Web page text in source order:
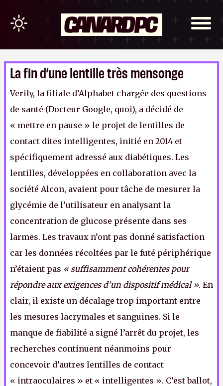
La fin d’une lentille très mensonge
Verily, la filiale d’Alphabet chargée des questions
de santé (Docteur Google, quoi), a décidé de
« mettre en pause » le projet de lentilles de
contact dites intelligentes, initié en 2014 et
spécifiquement adressé aux diabétiques. Les
lentilles, développées en collaboration avec la
société Alcon, avaient pour tâche de mesurer la
glycémie de l’utilisateur en analysant la
concentration de glucose présente dans ses
larmes. Les travaux n’ont pas donné satisfaction
car les données récoltées par le futé périphérique
n’étaient pas « suffisamment cohérentes pour
répondre aux exigences d’un dispositif médical ». En
clair, il existe un décalage trop important entre
les mesures lacrymales et sanguines. Si le
manque de fiabilité a signé l’arrêt du projet, les
recherches continuent néanmoins pour
concevoir d’autres lentilles de contact
« intraoculaires » et « intelligentes ». C’est ballot,